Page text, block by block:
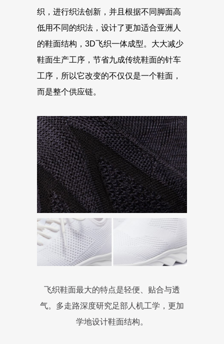
织，进行织法创新，并且根据不同脚面高
低用不同的织法，设计了更加适合亚洲人
的鞋面结构，3D飞织一体成型。大大减少
鞋面生产工序，节省九成传统鞋面的针车
工序，所以它改变的不仅仅是一个鞋面，
而是整个供应链。
飞织鞋面最大的特点是轻便、贴合与透
气。多走路深度研究足部人机工学，更加
学地设计鞋面结构。